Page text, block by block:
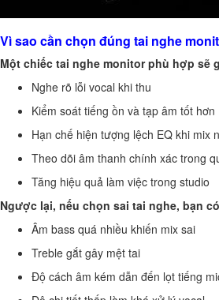
Vì sao cần chọn đúng tai nghe
Một chiếc tai nghe monitor phù hợp sẽ
Nghe rõ lỗi vocal khi thu
Kiểm soát tiếng ồn và tạp âm tốt hơn
Hạn chế hiện tượng lệch EQ khi mix
Theo dõi âm thanh chính xác trong
Tăng hiệu quả làm việc trong studio
Ngược lại, nếu chọn sai tai nghe, bạn
Âm bass quá nhiều khiến mix sai
Treble gắt gây mệt tai
Độ cách âm kém dẫn đến lọt tiếng